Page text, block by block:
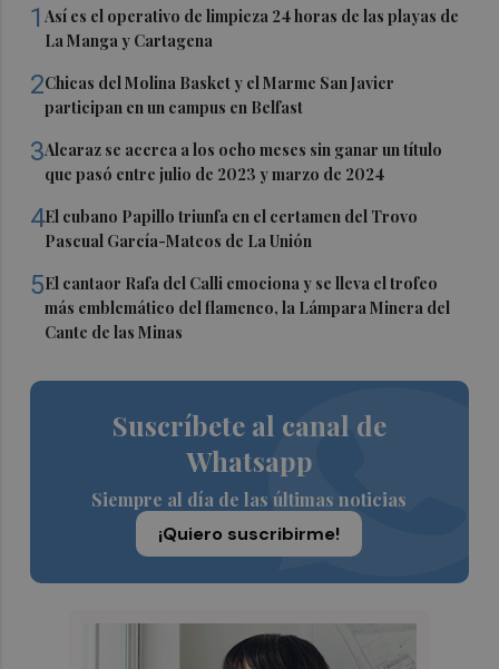
1Así es el operativo de limpieza 24 horas de las playas de
La Manga y Cartagena
2Chicas del Molina Basket y el Marme San Javier
participan en un campus en Belfast
3Alcaraz se acerca a los ocho meses sin ganar un título
que pasó entre julio de 2023 y marzo de 2024
4El cubano Papillo triunfa en el certamen del Trovo
Pascual García-Mateos de La Unión
5El cantaor Rafa del Calli emociona y se lleva el trofeo
más emblemático del flamenco, la Lámpara Minera del
Cante de las Minas
Suscríbete al canal de
Whatsapp
Siempre al día de las últimas noticias
¡Quiero suscribirme!